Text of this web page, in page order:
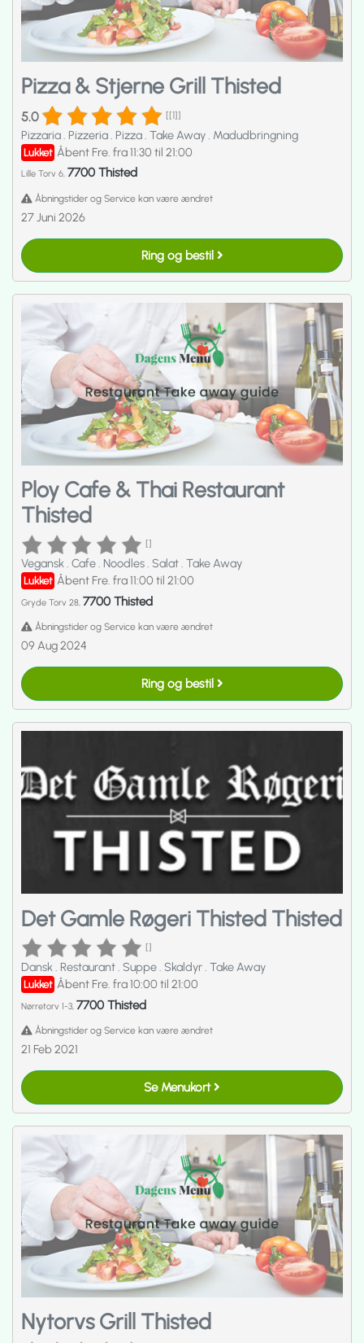
Pizza & Stjerne Grill Thisted
5.0 [[1]]
Pizzaria Pizzeria Pizza Take Away Madudbringning
Lukket Åbent Fre. fra 11:30 til 21:00
Lille Torv 6, 7700 Thisted
Åbningstider og Service kan være ændret
27 Juni 2026
Ring og bestil
Ploy Cafe & Thai Restaurant
Thisted
[]
Vegansk. Cafe. Noodles. Salat. Take Away
Lukket Åbent Fre. fra 11:00 til 21:00
Gryde Torv 28, 7700 Thisted
Åbningstider og Service kan være ændret
09 Aug 2024
Ring og bestil
Det Gamle Røgeri Thisted Thisted
[]
Dansk. Restaurant. Suppe. Skaldyr. Take Away
Lukket Åbent Fre. fra 10:00 til 21:00
Nørretorv 1-3, 7700 Thisted
Åbningstider og Service kan være ændret
21 Feb 2021
Se Menukort
Nytorvs Grill Thisted